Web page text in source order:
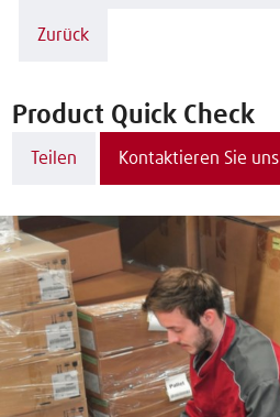
Zurück
Product Quick Check
Teilen Kontaktieren Sie uns